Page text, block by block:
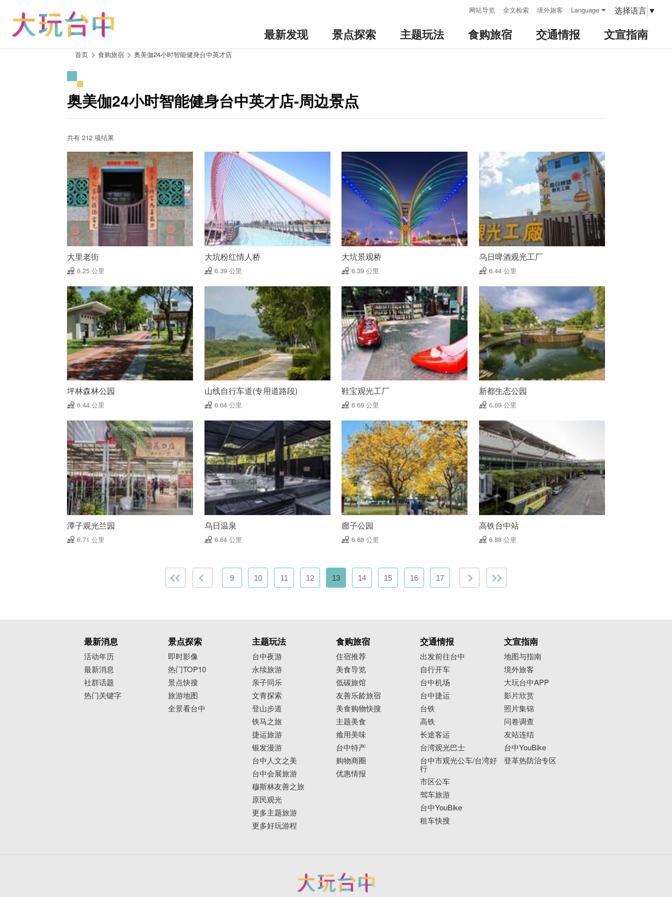
网站导览 全文检索 境外旅客 Language 选择语言 ▼
最新发现 景点探索 主题玩法 食购旅宿 交通情报 文宣指南
首页 食购旅宿 奥美伽24小时智能健身台中英才店
奥美伽24小时智能健身台中英才店-周边景点
共有 212 项结果
大里老街
6.25 公里
大坑粉红情人桥
6.39 公里
大坑景观桥
6.39 公里
乌日啤酒观光工厂
6.44 公里
坪林森林公园
6.44 公里
山线自行车道(专用道路段)
6.64 公里
鞋宝观光工厂
6.69 公里
新都生态公园
6.69 公里
潭子观光兰园
6.71 公里
乌日温泉
6.84 公里
廍子公园
6.88 公里
高铁台中站
6.88 公里
9 10 11 12 13 14 15 16 17
最新消息
活动年历
最新消息
社群话题
热门关键字
景点探索
即时影像
热门TOP10
景点快搜
旅游地图
全景看台中
主题玩法
台中夜游
永续旅游
亲子同乐
文青探索
登山步道
铁马之旅
捷运旅游
银发漫游
台中人文之美
台中会展旅游
穆斯林友善之旅
原民观光
更多主题旅游
更多好玩游程
食购旅宿
住宿推荐
美食导览
低碳旅馆
友善乐龄旅宿
美食购物快搜
主题美食
飨用美味
台中特产
购物商圈
优惠情报
交通情报
出发前往台中
自行开车
台中机场
台中捷运
台铁
高铁
长途客运
台湾观光巴士
台中市观光公车/台湾好
行
市区公车
驾车旅游
台中YouBike
租车快搜
文宣指南
地图与指南
境外旅客
大玩台中APP
影片欣赏
照片集锦
问卷调查
友站连结
台中YouBike
登革热防治专区